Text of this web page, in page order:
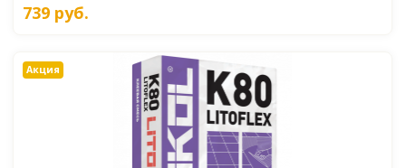
739 руб.
Акция